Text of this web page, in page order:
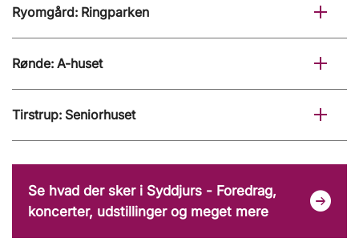
Ryomgård: Ringparken
Rønde: A-huset
Tirstrup: Seniorhuset
Se hvad der sker i Syddjurs - Foredrag,
koncerter, udstillinger og meget mere